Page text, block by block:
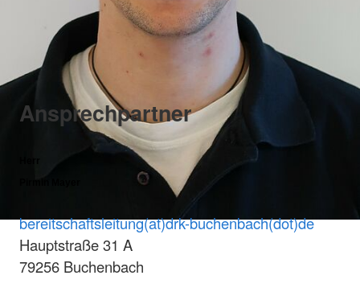
Ansprechpartner
bereitschaftsleitung(at)drk-buchenbach(dot)de
Hauptstraße 31 A
79256 Buchenbach